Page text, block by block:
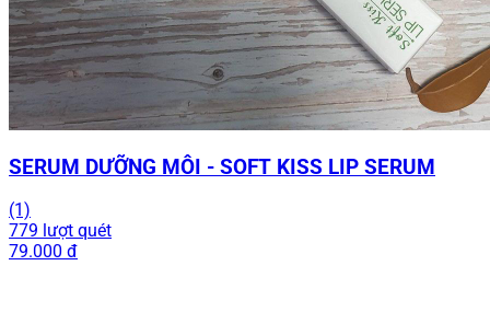
SERUM DƯỠNG MÔI - SOFT KISS LIP SERUM
(1)
779 lượt quét
79.000 đ